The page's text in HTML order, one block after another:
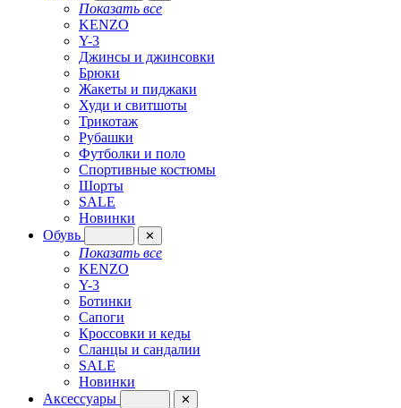
Показать все
KENZO
Y-3
Джинсы и джинсовки
Брюки
Жакеты и пиджаки
Худи и свитшоты
Трикотаж
Рубашки
Футболки и поло
Спортивные костюмы
Шорты
SALE
Новинки
Обувь
✕
Показать все
KENZO
Y-3
Ботинки
Сапоги
Кроссовки и кеды
Сланцы и сандалии
SALE
Новинки
Аксессуары
✕